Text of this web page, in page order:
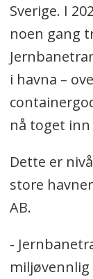
Sverige. I
noen gang
i havna –
nå toget inn
Dette er
store
AB.
-